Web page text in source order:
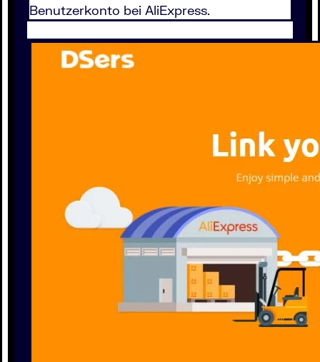
Benutzerkonto bei AliExpress.